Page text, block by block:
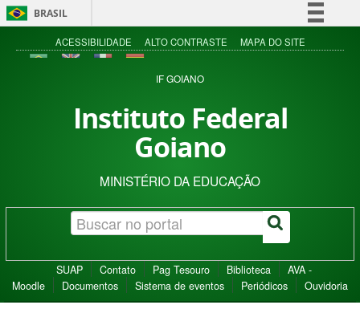
BRASIL
Simplifique!
Acesso à informação
ACESSIBILIDADE ALTO CONTRASTE MAPA DO SITE
IF GOIANO
Instituto Federal
Goiano
MINISTÉRIO DA EDUCAÇÃO
SUAP Contato Pag Tesouro Biblioteca
AVA -
Moodle
Documentos Sistema de eventos Periódicos Ouvidoria